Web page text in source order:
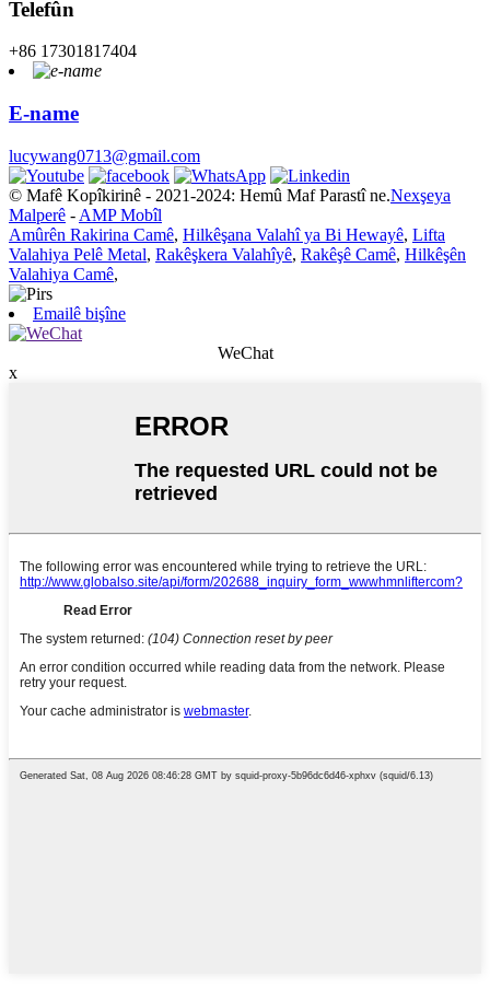
Telefûn
+86 17301817404
E-name
lucywang0713@gmail.com
© Mafê Kopîkirinê - 2021-2024: Hemû Maf Parastî ne.Nexşeya
Malperê - AMP Mobîl
Amûrên Rakirina Camê, Hilkêşana Valahî ya Bi Hewayê, Lifta
Valahiya Pelê Metal, Rakêşkera Valahîyê, Rakêşê Camê, Hilkêşên
Valahiya Camê,
Emailê bişîne
WeChat
x